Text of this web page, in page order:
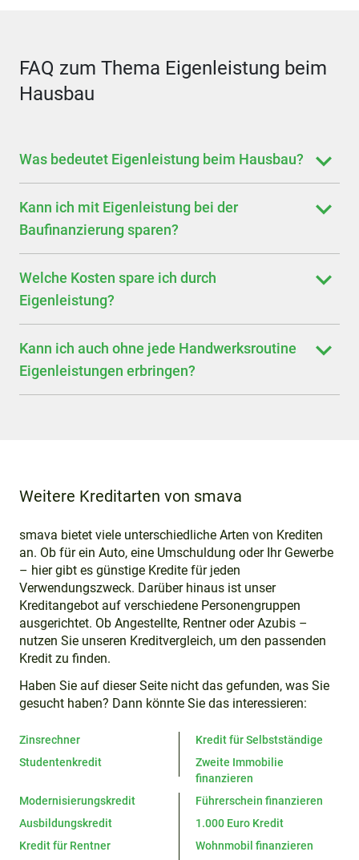
FAQ zum Thema Eigenleistung beim
Hausbau
Was bedeutet Eigenleistung beim Hausbau?
Kann ich mit Eigenleistung bei der
Baufinanzierung sparen?
Welche Kosten spare ich durch
Eigenleistung?
Kann ich auch ohne jede Handwerksroutine
Eigenleistungen erbringen?
Weitere Kreditarten von smava
smava bietet viele unterschiedliche Arten von Krediten
an. Ob für ein Auto, eine Umschuldung oder Ihr Gewerbe
– hier gibt es günstige Kredite für jeden
Verwendungszweck. Darüber hinaus ist unser
Kreditangebot auf verschiedene Personengruppen
ausgerichtet. Ob Angestellte, Rentner oder Azubis –
nutzen Sie unseren Kreditvergleich, um den passenden
Kredit zu finden.
Haben Sie auf dieser Seite nicht das gefunden, was Sie
gesucht haben? Dann könnte Sie das interessieren:
Zinsrechner
Kredit für Selbstständige
Studentenkredit
Zweite Immobilie
finanzieren
Modernisierungskredit
Führerschein finanzieren
Ausbildungskredit
1.000 Euro Kredit
Kredit für Rentner
Wohnmobil finanzieren